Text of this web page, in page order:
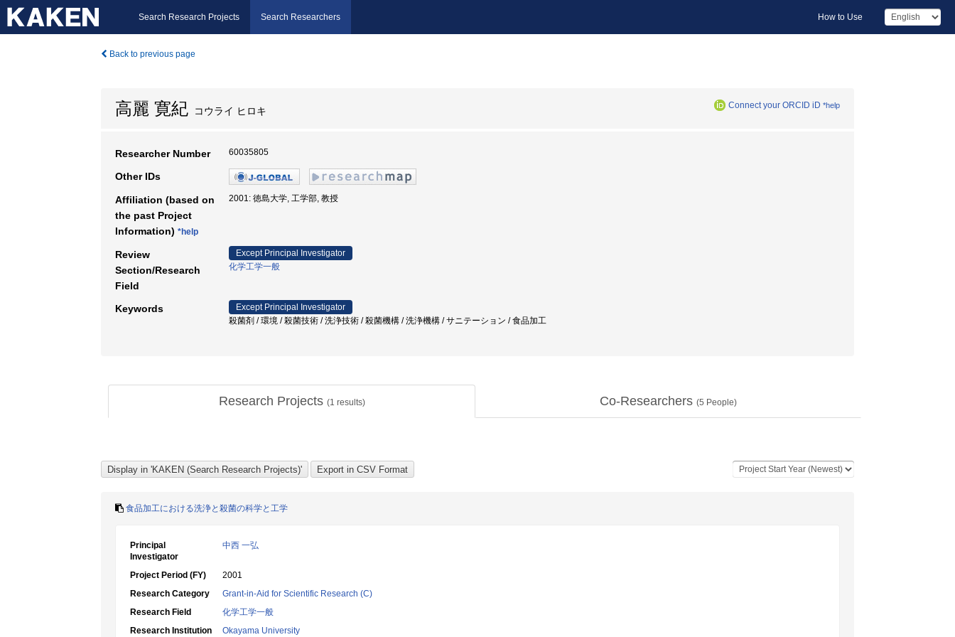
Search Research Projects Search Researchers How to Use
Back to previous page
高麗 寛紀 コウライ ヒロキ Connect your ORCID iD *help
Researcher Number 60035805
Other IDs
Affiliation (based on
the past Project
Information) *help
2001: 徳島大学, 工学部, 教授
Review
Section/Research
Field
Except Principal Investigator
化学工学一般
Keywords
Except Principal Investigator
殺菌剤 / 環境 / 殺菌技術 / 洗浄技術 / 殺菌機構 / 洗浄機構 / サニテーション / 食品加工
Research Projects (1 results) Co-Researchers (5 People)
食品加工における洗浄と殺菌の科学と工学
Principal
Investigator
中西 一弘
Project Period (FY)
2001
Research Category
Grant-in-Aid for Scientific Research (C)
Research Field
化学工学一般
Research Institution
Okayama University